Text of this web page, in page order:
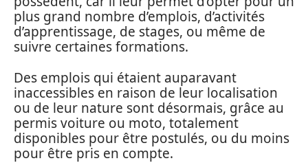
plus grand nombre d’emplois, d’activités
d’apprentissage, de stages, ou même de
suivre certaines formations.
Des emplois qui étaient auparavant
inaccessibles en raison de leur localisation
ou de leur nature sont désormais, grâce au
permis voiture ou moto, totalement
disponibles pour être postulés, ou du moins
pour être pris en compte.